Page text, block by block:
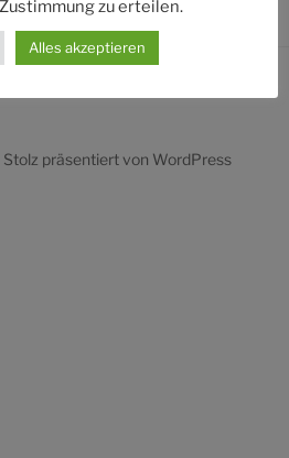
Stolz präsentiert von WordPress
zu erteilen.
Alles akzeptieren